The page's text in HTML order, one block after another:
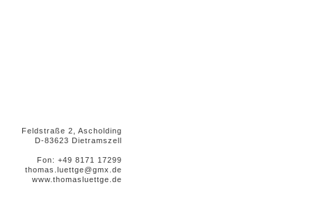
Feldstraße 2, Ascholding
D-83623 Dietramszell
Fon: +49 8171 17299
thomas.luettge@gmx.de
www.thomasluettge.de